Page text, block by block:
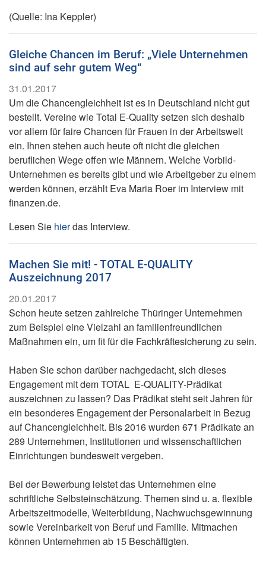
(Quelle: Ina Keppler)
Gleiche Chancen im Beruf: „Viele Unternehmen
sind auf sehr gutem Weg“
31.01.2017
Um die Chancengleichheit ist es in Deutschland nicht gut
bestellt. Vereine wie Total E-Quality setzen sich deshalb
vor allem für faire Chancen für Frauen in der Arbeitswelt
ein. Ihnen stehen auch heute oft nicht die gleichen
beruflichen Wege offen wie Männern. Welche Vorbild-
Unternehmen es bereits gibt und wie Arbeitgeber zu einem
werden können, erzählt Eva Maria Roer im Interview mit
finanzen.de.
Lesen Sie hierdas Interview.
Machen Sie mit! - TOTAL E-QUALITY
Auszeichnung 2017
20.01.2017
Schon heute setzen zahlreiche Thüringer Unternehmen
zum Beispiel eine Vielzahl an familienfreundlichen
Maßnahmen ein, um fit für die Fachkräftesicherung zu sein.
Haben Sie schon darüber nachgedacht, sich dieses
Engagement mit dem TOTAL E-QUALITY-Prädikat
auszeichnen zu lassen? Das Prädikat steht seit Jahren für
ein besonderes Engagement der Personalarbeit in Bezug
auf Chancengleichheit. Bis 2016 wurden 671 Prädikate an
289 Unternehmen, Institutionen und wissenschaftlichen
Einrichtungen bundesweit vergeben.
Bei der Bewerbung leistet das Unternehmen eine
schriftliche Selbsteinschätzung. Themen sind u. a. flexible
Arbeitszeitmodelle, Weiterbildung, Nachwuchsgewinnung
sowie Vereinbarkeit von Beruf und Familie. Mitmachen
können Unternehmen ab 15 Beschäftigten.